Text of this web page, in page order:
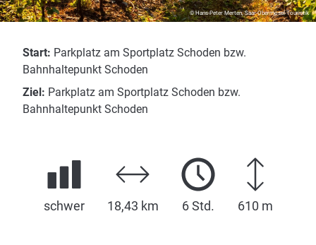
© Hans-Peter Merten, Saar-Obermosel-Touristik
Start: Parkplatz am Sportplatz Schoden bzw.
Bahnhaltepunkt Schoden
Ziel: Parkplatz am Sportplatz Schoden bzw.
Bahnhaltepunkt Schoden
schwer 18,43 km 6 Std. 610 m